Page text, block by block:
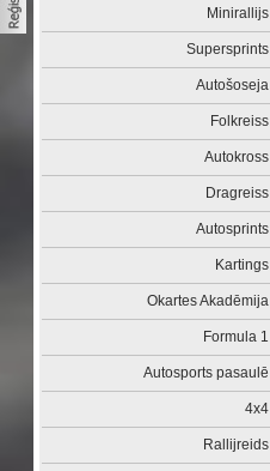
Minirallijs
Supersprints
Autošoseja
Folkreiss
Autokross
Dragreiss
Autosprints
Kartings
Okartes Akadēmija
Formula 1
Autosports pasaulē
4x4
Rallijreids